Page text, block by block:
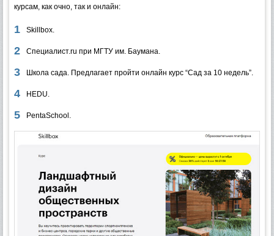
курсам, как очно, так и онлайн:
Skillbox.
Специалист.ru при МГТУ им. Баумана.
Школа сада. Предлагает пройти онлайн курс “Сад за 10 недель”.
HEDU.
PentaSchool.